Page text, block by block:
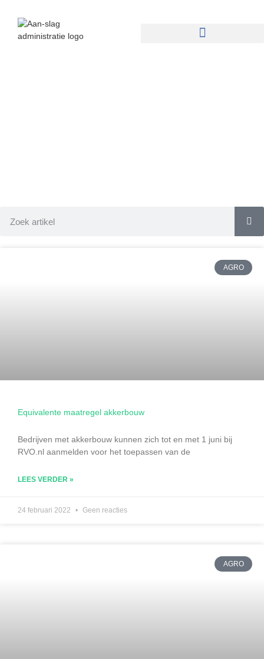
AGRO
Equivalente maatregel akkerbouw
Bedrijven met akkerbouw kunnen zich tot en met 1 juni bij
RVO.nl aanmelden voor het toepassen van de
LEES VERDER »
24 februari 2022 Geen reacties
AGRO